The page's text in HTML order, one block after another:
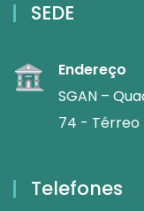
SEDE
Endereço
SGAN –
74 - Térreo
Telefones